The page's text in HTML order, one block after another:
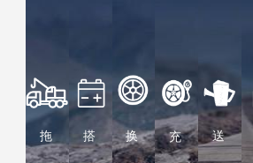
拖 车 搭 电 换 胎 充 气 送 水